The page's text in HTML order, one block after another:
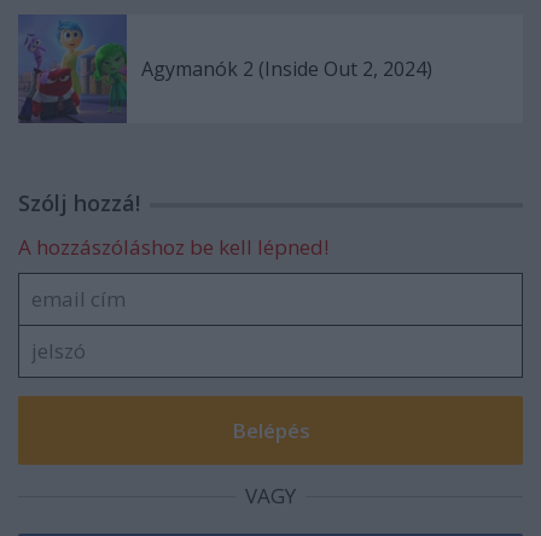
Agymanók 2 (Inside Out 2, 2024)
Szólj hozzá!
A hozzászóláshoz be kell lépned!
VAGY